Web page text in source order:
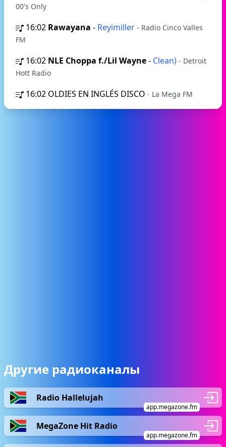
00's Only
16:02 Rawayana - Reyimiller - Radio Cinco Valles
FM
16:02 NLE Choppa f./Lil Wayne- Clean) - Detroit
Hott Radio
16:02 OLDIES EN INGLÉS DISCO - La Mega FM
Другие радиоканалы
Radio Hallelujah
app.megazone.fm
MegaZone Hit Radio
app.megazone.fm